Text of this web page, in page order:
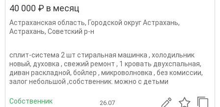
40 000 ₽ в месяц
Астраханская область, Городской округ Астрахань,
Астрахань, Советский р-н
сплит-система 2 шт стиральная машинка , холодильник
новый, духовка , свежий ремонт , 1 кровать двухспальная,
диван раскладной, бойлер , микроволновка , без комиссии,
залог небольшой ,собственник. можно с детьми
Собственник 26.07